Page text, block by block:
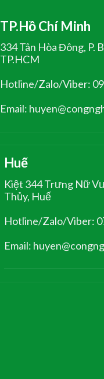
TP.Hồ Chí Minh
334 Tân Hòa Đông, P.
TP.HCM
Hotline/Zalo/Viber:
Email:
Huế
Kiệt 344 Trưng Nữ
Thủy, Huế
Hotline/Zalo/Viber:
Email: